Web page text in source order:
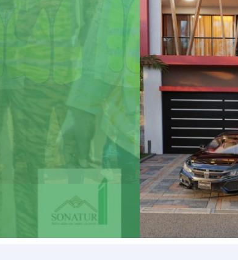
Soyez au cœur de l'innovation
La SONATUR prévoit plusieurs projets
stratégiques. Ces projets visent à répondre à la
viabilisés et à améliorer l'urbanisation dans ces
Découvrir nos projets futur